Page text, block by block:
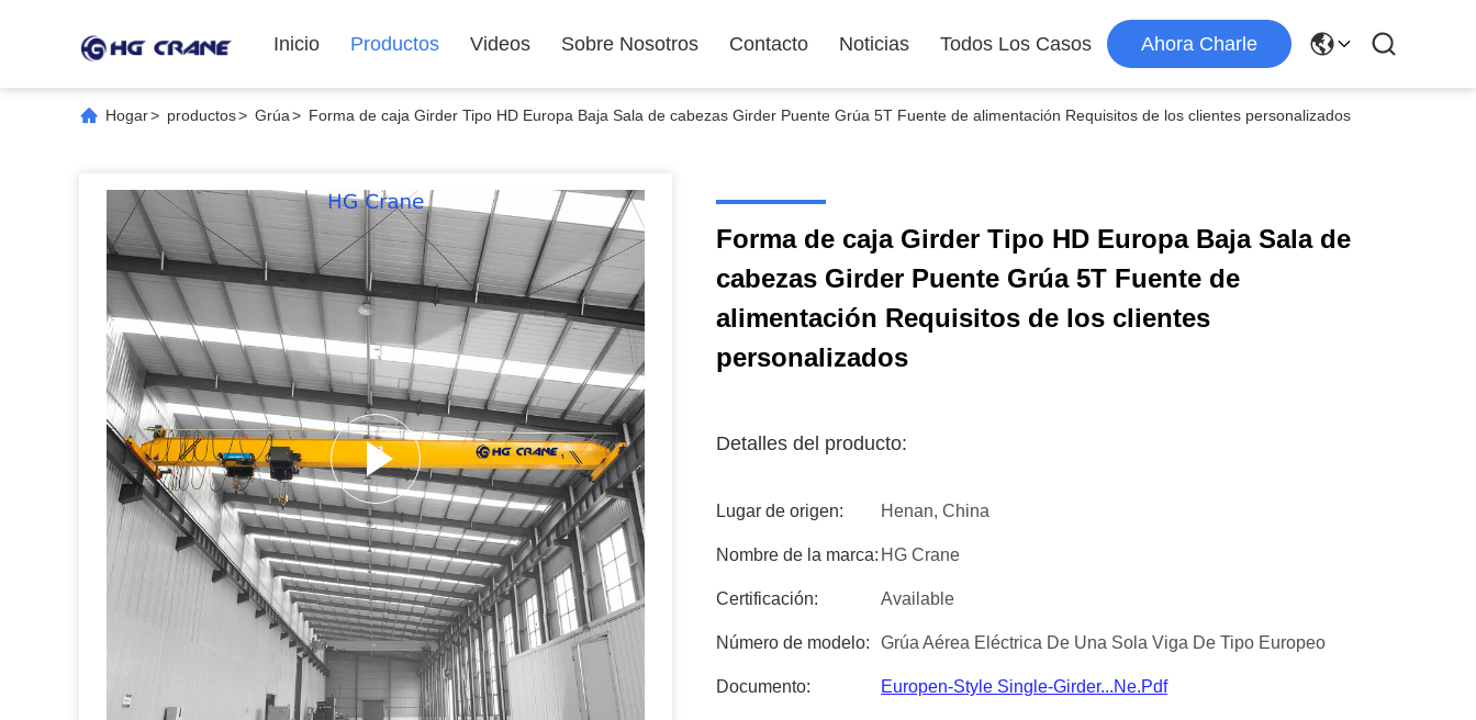
Inicio Productos Videos Sobre Nosotros Contacto Noticias Todos Los Casos Ahora Charle
Hogar> productos> Grúa> Forma de caja Girder Tipo HD Europa Baja Sala de cabezas Girder Puente Grúa 5T Fuente de alimentación Requisitos de los clientes personalizados
Forma de caja Girder Tipo HD Europa Baja Sala de
cabezas Girder Puente Grúa 5T Fuente de
alimentación Requisitos de los clientes
personalizados
Detalles del producto:
Lugar de origen: Henan, China
Nombre de la marca: HG Crane
Certificación: Available
Número de modelo: Grúa Aérea Eléctrica De Una Sola Viga De Tipo Europeo
Documento: Europen-Style Single-Girder...ne.pdf